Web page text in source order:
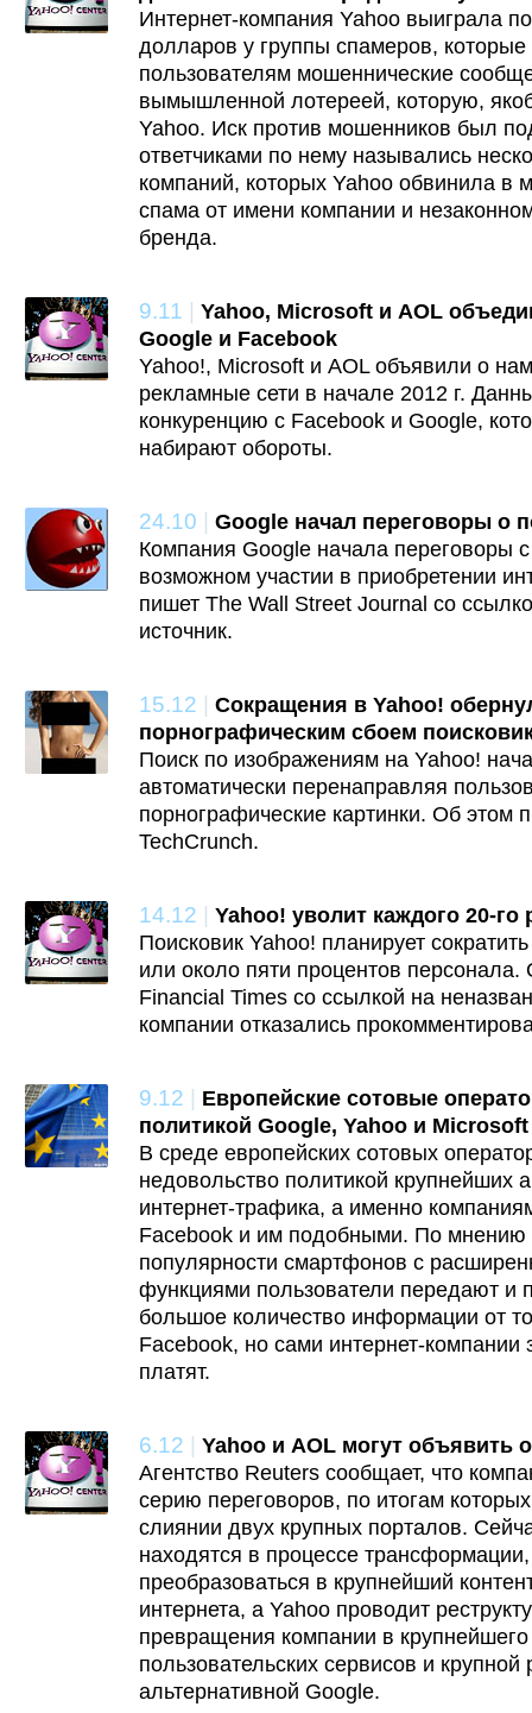
Интернет-компания Yahoo выиграла
долларов у группы спамеров,
пользователям мошеннические
вымышленной лотереей, которую,
Yahoo. Иск против мошенников был
ответчиками по нему назывались
компаний, которых Yahoo обвинила в
спама от имени компании и
бренда.
9.11 | Yahoo, Microsoft и AOL
Google и Facebook
Yahoo!, Microsoft и AOL объявили о
рекламные сети в начале 2012 г.
конкуренцию с Facebook и Google,
набирают обороты.
24.10 | Google начал переговоры о
Компания Google начала переговоры
возможном участии в приобретении
пишет The Wall Street Journal со
источник.
15.12 | Сокращения в Yahoo!
порнографическим сбоем
Поиск по изображениям на Yahoo!
автоматически перенаправляя
порнографические картинки. Об этом
TechCrunch.
14.12 | Yahoo! уволит каждого 20-го
Поисковик Yahoo! планирует
или около пяти процентов персонала.
Financial Times со ссылкой на
компании отказались
9.12 | Европейские сотовые
политикой Google, Yahoo и Microsoft
В среде европейских сотовых
недовольство политикой крупнейших
интернет-трафика, а именно
Facebook и им подобными. По мнению
популярности смартфонов с
функциями пользователи передают и
большое количество информации от
Facebook, но сами интернет-компании
платят.
6.12 | Yahoo и AOL могут объявить
Агентство Reuters сообщает, что
серию переговоров, по итогам
слиянии двух крупных порталов.
находятся в процессе
преобразоваться в крупнейший
интернета, а Yahoo проводит
превращения компании в
пользовательских сервисов и
альтернативной Google.